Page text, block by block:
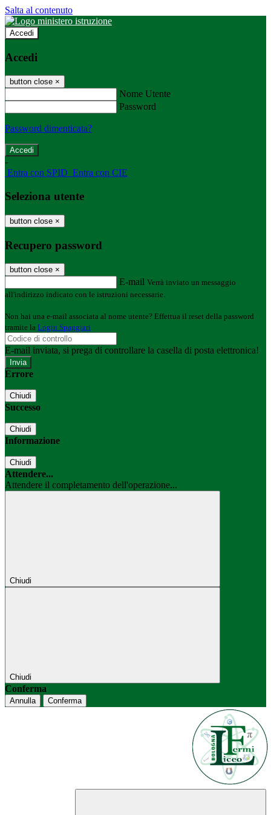
Salta al contenuto
Accedi
Accedi
button close ×
Nome Utente
Password
Password dimenticata?
-
Entra con SPID Entra con CIE
Seleziona utente
button close ×
Recupero password
button close ×
E-mail Verrà inviato un messaggio
all'indirizzo indicato con le istruzioni necessarie.
Non hai una e-mail associata al nome utente? Effettua il reset della password
tramite la Login Spaggiari
E-mail inviata, si prega di controllare la casella di posta elettronica!
Errore
Chiudi
Successo
Chiudi
Informazione
Chiudi
Attendere...
Attendere il completamento dell'operazione...
Chiudi
Chiudi
Conferma
Annulla Conferma